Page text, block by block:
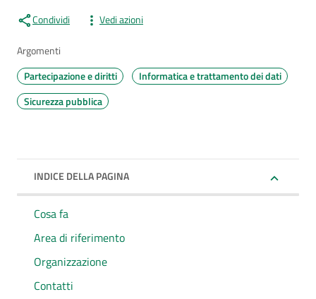
Condividi Vedi azioni
Argomenti
Partecipazione e diritti
Informatica e trattamento dei dati
Sicurezza pubblica
INDICE DELLA PAGINA
Cosa fa
Area di riferimento
Organizzazione
Contatti